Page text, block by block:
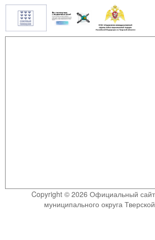
Copyright © 2026 Официальный
муниципального округа